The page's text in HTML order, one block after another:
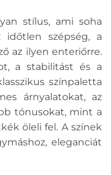
stílus, ami soha
szépség, a
az ilyen enteriőrre.
a stabilitást és a
színpaletta
árnyalatokat, az
tónusokat, mint a
öleli fel. A színek
eleganciát